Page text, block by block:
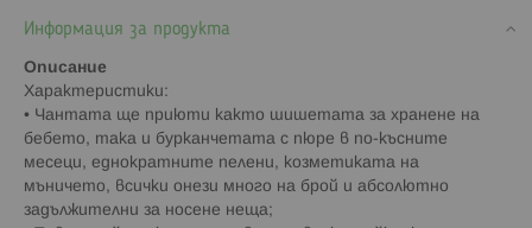
Информация за продукта
Описание
Характеристики:
• Чантата ще приюти както шишетата за хранене на
бебето, така и бурканчетата с пюре в по-късните
месеци, еднократните пелени, козметиката на
мъничето, всички онези много на брой и абсолютно
задължителни за носене неща;